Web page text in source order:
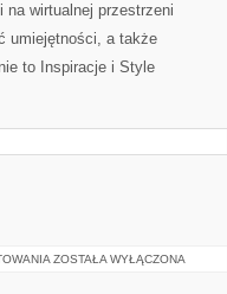
na wirtualnej przestrzeni
umiejętności, a także
to Inspiracje i Style
RODZAJE
ZOSTAŁA WYŁĄCZONA